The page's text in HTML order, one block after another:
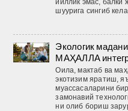
шуурига сингиб
Экологик
МАҲАЛЛА
Оила, мактаб ва
экотизим яратиш,
муассасаларини
замонавий
ни олиб бориш